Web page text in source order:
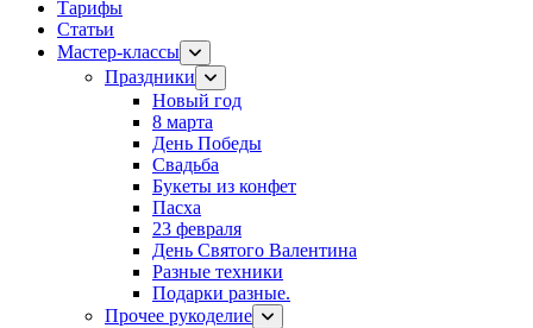
Тарифы
Статьи
Мастер-классы
Праздники
Новый год
8 марта
День Победы
Свадьба
Букеты из конфет
Пасха
23 февраля
День Святого Валентина
Разные техники
Подарки разные.
Прочее рукоделие